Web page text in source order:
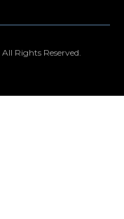
All Rights Reserved.